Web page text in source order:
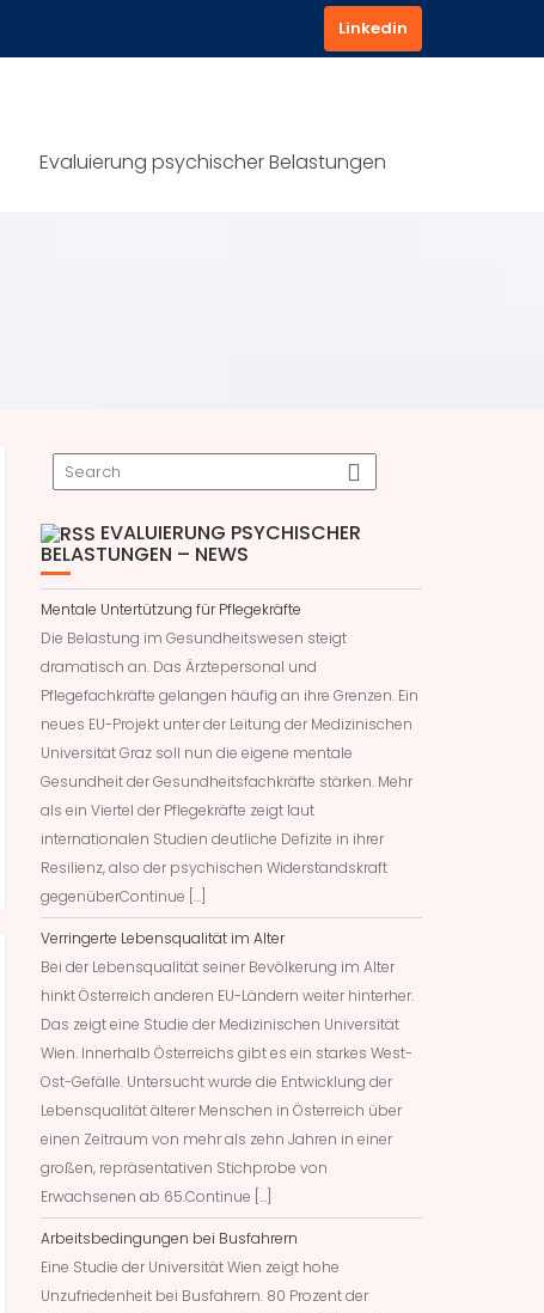
Linkedin
Evaluierung psychischer Belastungen
EVALUIERUNG PSYCHISCHER
BELASTUNGEN – NEWS
Mentale Untertützung für Pflegekräfte
Die Belastung im Gesundheitswesen steigt
dramatisch an. Das Ärztepersonal und
Pflegefachkräfte gelangen häufig an ihre Grenzen. Ein
neues EU-Projekt unter der Leitung der Medizinischen
Universität Graz soll nun die eigene mentale
Gesundheit der Gesundheitsfachkräfte stärken. Mehr
als ein Viertel der Pflegekräfte zeigt laut
internationalen Studien deutliche Defizite in ihrer
Resilienz, also der psychischen Widerstandskraft
gegenüberContinue […]
Verringerte Lebensqualität im Alter
Bei der Lebensqualität seiner Bevölkerung im Alter
hinkt Österreich anderen EU-Ländern weiter hinterher.
Das zeigt eine Studie der Medizinischen Universität
Wien. Innerhalb Österreichs gibt es ein starkes West-
Ost-Gefälle. Untersucht wurde die Entwicklung der
Lebensqualität älterer Menschen in Österreich über
einen Zeitraum von mehr als zehn Jahren in einer
großen, repräsentativen Stichprobe von
Erwachsenen ab 65.Continue […]
Arbeitsbedingungen bei Busfahrern
Eine Studie der Universität Wien zeigt hohe
Unzufriedenheit bei Busfahrern. 80 Prozent der